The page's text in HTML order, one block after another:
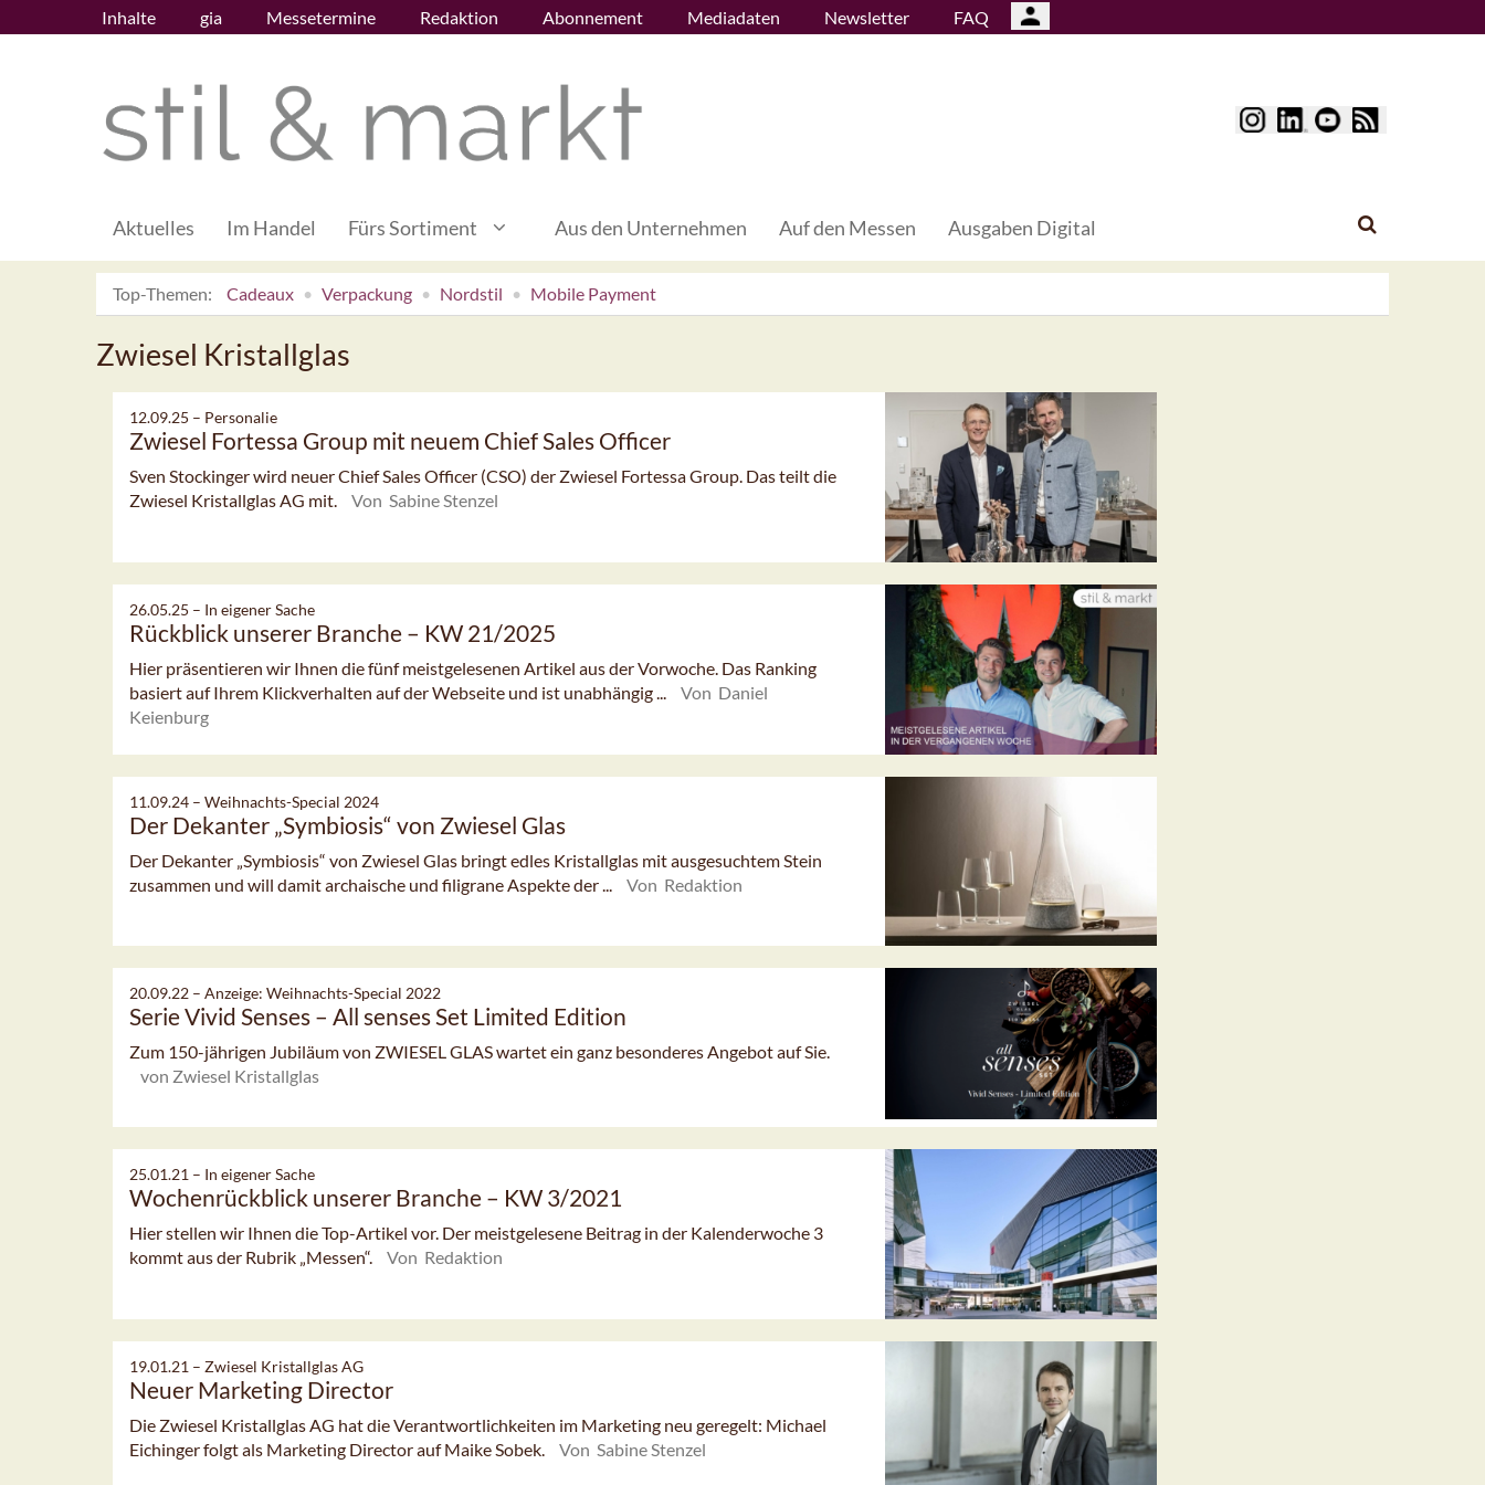
Inhalte gia Messetermine Redaktion Abonnement Mediadaten Newsletter FAQ
Aktuelles Im Handel Fürs Sortiment Aus den Unternehmen Auf den Messen Ausgaben Digital
Top-Themen: Cadeaux Verpackung Nordstil Mobile Payment
Zwiesel Kristallglas
12.09.25 – Personalie
Zwiesel Fortessa Group mit neuem Chief Sales Officer
Sven Stockinger wird neuer Chief Sales Officer (CSO) der Zwiesel Fortessa Group. Das teilt die
Zwiesel Kristallglas AG mit.
Von Sabine Stenzel
26.05.25 – In eigener Sache
Rückblick unserer Branche – KW 21/2025
Hier präsentieren wir Ihnen die fünf meistgelesenen Artikel aus der Vorwoche. Das Ranking
basiert auf Ihrem Klickverhalten auf der Webseite und ist unabhängig ...
Von Daniel
Keienburg
11.09.24 – Weihnachts-Special 2024
Der Dekanter „Symbiosis“ von Zwiesel Glas
Der Dekanter „Symbiosis“ von Zwiesel Glas bringt edles Kristallglas mit ausgesuchtem Stein
zusammen und will damit archaische und filigrane Aspekte der ...
Von Redaktion
20.09.22 – Anzeige: Weihnachts-Special 2022
Serie Vivid Senses – All senses Set Limited Edition
Zum 150-jährigen Jubiläum von ZWIESEL GLAS wartet ein ganz besonderes Angebot auf Sie.
von Zwiesel Kristallglas
25.01.21 – In eigener Sache
Wochenrückblick unserer Branche – KW 3/2021
Hier stellen wir Ihnen die Top-Artikel vor. Der meistgelesene Beitrag in der Kalenderwoche 3
kommt aus der Rubrik „Messen“.
Von Redaktion
19.01.21 – Zwiesel Kristallglas AG
Neuer Marketing Director
Die Zwiesel Kristallglas AG hat die Verantwortlichkeiten im Marketing neu geregelt: Michael
Eichinger folgt als Marketing Director auf Maike Sobek.
Von Sabine Stenzel